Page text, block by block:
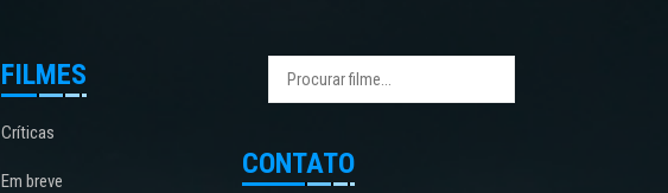
FILMES
Críticas
Em breve
CONTATO